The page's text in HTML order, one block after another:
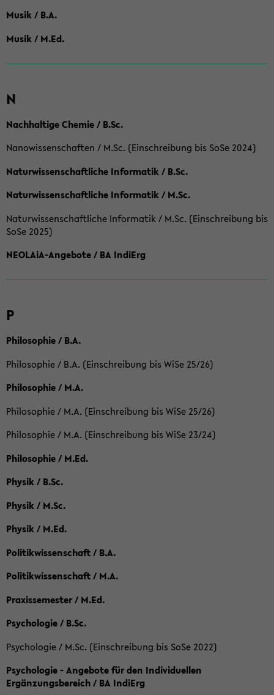
Musik / B.A.
Musik / M.Ed.
N
Nachhaltige Chemie / B.Sc.
Nanowissenschaften / M.Sc. (Einschreibung bis SoSe 2024)
Naturwissenschaftliche Informatik / B.Sc.
Naturwissenschaftliche Informatik / M.Sc.
Naturwissenschaftliche Informatik / M.Sc. (Einschreibung bis
SoSe 2025)
NEOLAiA-Angebote / BA IndiErg
P
Philosophie / B.A.
Philosophie / B.A. (Einschreibung bis WiSe 25/26)
Philosophie / M.A.
Philosophie / M.A. (Einschreibung bis WiSe 25/26)
Philosophie / M.A. (Einschreibung bis WiSe 23/24)
Philosophie / M.Ed.
Physik / B.Sc.
Physik / M.Sc.
Physik / M.Ed.
Politikwissenschaft / B.A.
Politikwissenschaft / M.A.
Praxissemester / M.Ed.
Psychologie / B.Sc.
Psychologie / M.Sc. (Einschreibung bis SoSe 2022)
Psychologie - Angebote für den Individuellen
Ergänzungsbereich / BA IndiErg